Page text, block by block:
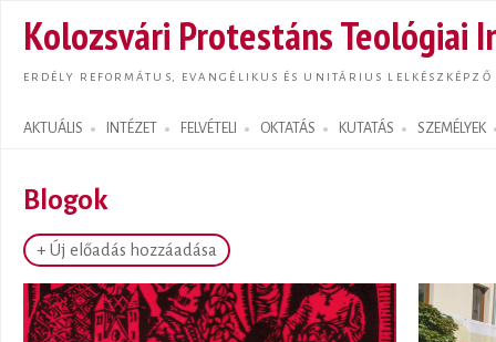
Kolozsvári Protestáns Teológiai
ERDÉLY REFORMÁTUS, EVANGÉLIKUS ÉS UNITÁRIUS LELKÉSZKÉPZŐ
AKTUÁLIS INTÉZET FELVÉTELI OKTATÁS KUTATÁS SZEMÉLYEK
Search form
Blogok
+ Új előadás hozzáadása